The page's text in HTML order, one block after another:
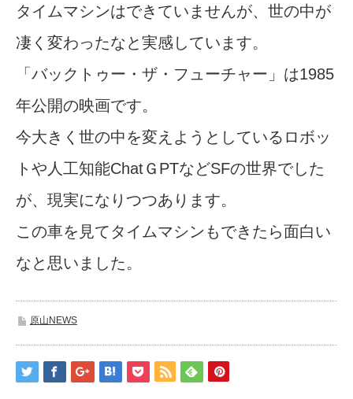
タイムマシンはできていませんが、世の中が
凄く変わったなと実感しています。
「バックトゥー・ザ・フューチャー」は1985
年公開の映画です。
今大きく世の中を変えようとしているロボッ
トや人工知能ChatＧPTなどSFの世界でした
が、現実になりつつあります。
この車を見てタイムマシンもできたら面白い
なと思いました。
原山NEWS